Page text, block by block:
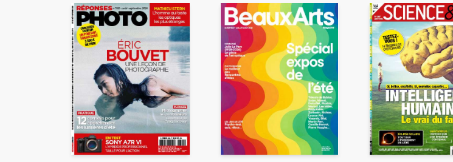
traitement, pour donner suite à votre demande de recommandation auprès
d’email indésirable. Votre adresse email et celle de votre ami ne sont utilisées
automatiquement supprimées. Pour en savoir plus, consultez notre rubrique "